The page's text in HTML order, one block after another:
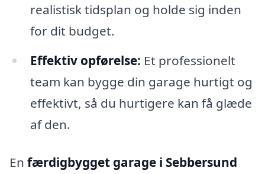
realistisk tidsplan og holde sig inden
for dit budget.
Effektiv opførelse: Et professionelt
team kan bygge din garage hurtigt og
effektivt, så du hurtigere kan få glæde
af den.
En færdigbygget garage i Sebbersund